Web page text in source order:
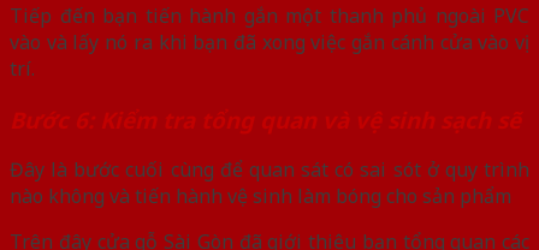
Tiếp đến bạn tiến hành gắn một thanh phủ ngoài PVC
vào và lấy nó ra khi bạn đã xong việc gắn cánh cửa vào vị
trí.
Bước 6: Kiểm tra tổng quan và vệ sinh sạch sẽ
Đây là bước cuối cùng để quan sát có sai sót ở quy trình
nào không và tiến hành vệ sinh làm bóng cho sản phẩm
Trên đây cửa gỗ Sài Gòn đã giới thiệu bạn tổng quan các